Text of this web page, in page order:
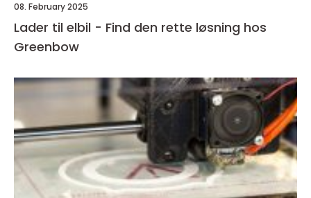
08. February 2025
Lader til elbil - Find den rette løsning hos
Greenbow